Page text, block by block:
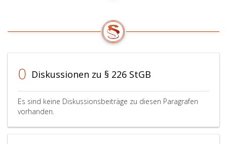
den
Paragraphen
223
225a
bezeichneten
Weise
gebraucht
0 Diskussionen zu § 226 StGB
Es sind keine Diskussionsbeiträge zu diesen Paragrafen
vorhanden.